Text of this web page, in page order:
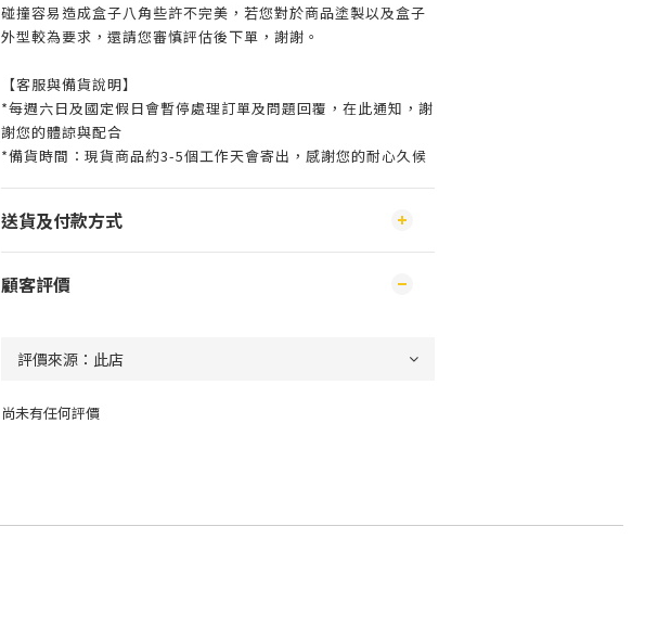
碰撞容易造成盒子八角些許不完美，若您對於商品塗製以及盒子
外型較為要求，還請您審慎評估後下單，謝謝。
【客服與備貨說明】
*每週六日及國定假日會暫停處理訂單及問題回覆，在此通知，謝
謝您的體諒與配合
*備貨時間：現貨商品約3-5個工作天會寄出，感謝您的耐心久候
送貨及付款方式
顧客評價
尚未有任何評價